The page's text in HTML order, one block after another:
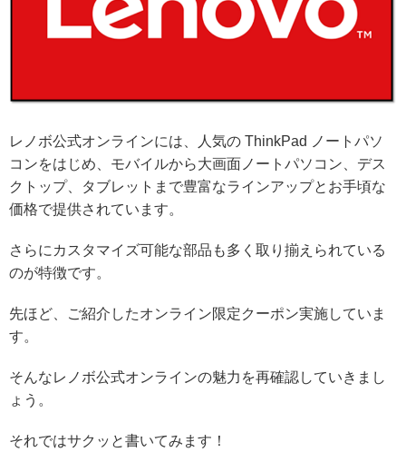
レノボ公式オンラインには、人気の ThinkPad ノートパソ
コンをはじめ、モバイルから大画面ノートパソコン、デス
クトップ、タブレットまで豊富なラインアップとお手頃な
価格で提供されています。
さらにカスタマイズ可能な部品も多く取り揃えられている
のが特徴です。
先ほど、ご紹介したオンライン限定クーポン実施していま
す。
そんなレノボ公式オンラインの魅力を再確認していきまし
ょう。
それではサクッと書いてみます！